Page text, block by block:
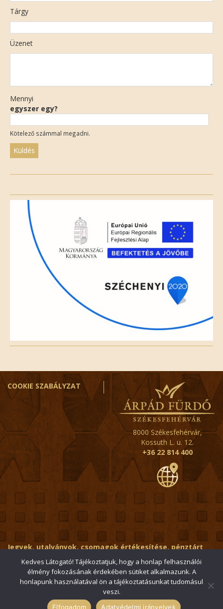
Tárgy
Üzenet
Mennyi
egyszer egy?
Kötelező számmal megadni.
field
empty.
COOKIE SZABÁLYZAT
8000 Székesfehérvár,
Kossuth L. u. 12.
+36 22 814 400
Jegyek, utalványok, csomagok értékesítése, pénztárt
Általános érdeklődés: info@fehervar-arpadfurdo.hu
© 2006-2026 Székesfehérvári Árpád Fürdő / Minden jog
Kedves Látogató! Tájékoztatjuk, hogy a honlap felhasználói
élmény fokozásának érdekében sütiket alkalmazunk. A
honlapunk használatával ön a tájékoztatásunkat tudomásul
veszi.
Elfogadom Adatvédelmi irányelvek